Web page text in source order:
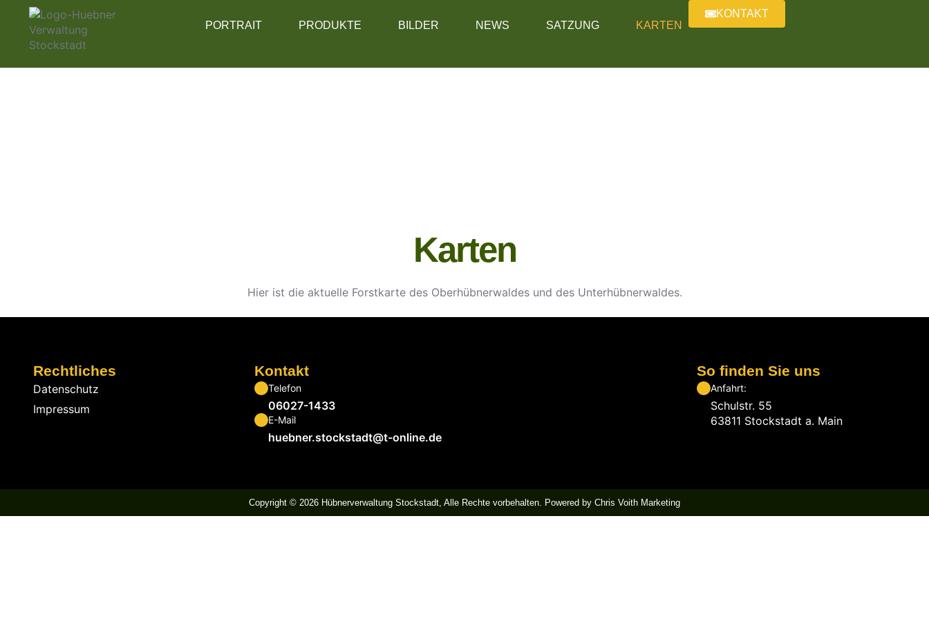
PORTRAIT PRODUKTE BILDER NEWS SATZUNG KARTEN
KONTAKT
Karten
Karten
Hier ist die aktuelle Forstkarte des Oberhübnerwaldes und des Unterhübnerwaldes.
Rechtliches
Datenschutz
Impressum
Kontakt
Telefon
06027-1433
E-Mail
huebner.stockstadt@t-online.de
So finden Sie uns
Anfahrt:
Schulstr. 55
63811 Stockstadt a. Main
Copyright © 2026 Hübnerverwaltung Stockstadt, Alle Rechte vorbehalten. Powered by Chris Voith Marketing